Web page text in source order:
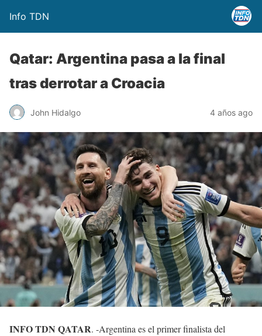
Info TDN
Qatar: Argentina pasa a la final
tras derrotar a Croacia
John Hidalgo 4 años ago
INFO TDN QATAR. -Argentina es el primer finalista del